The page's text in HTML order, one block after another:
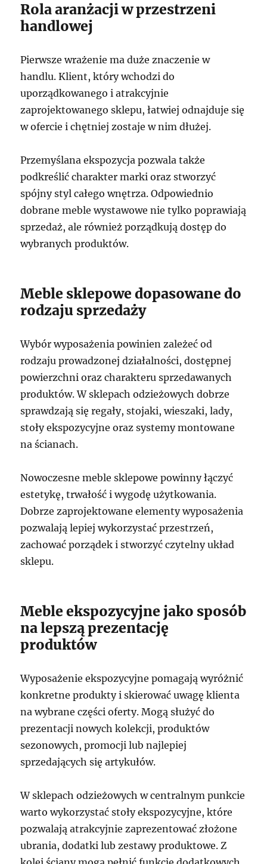
Rola aranżacji w przestrzeni
handlowej
Pierwsze wrażenie ma duże znaczenie w
handlu. Klient, który wchodzi do
uporządkowanego i atrakcyjnie
zaprojektowanego sklepu, łatwiej odnajduje się
w ofercie i chętniej zostaje w nim dłużej.
Przemyślana ekspozycja pozwala także
podkreślić charakter marki oraz stworzyć
spójny styl całego wnętrza. Odpowiednio
dobrane meble wystawowe nie tylko poprawiają
sprzedaż, ale również porządkują dostęp do
wybranych produktów.
Meble sklepowe dopasowane do
rodzaju sprzedaży
Wybór wyposażenia powinien zależeć od
rodzaju prowadzonej działalności, dostępnej
powierzchni oraz charakteru sprzedawanych
produktów. W sklepach odzieżowych dobrze
sprawdzają się regały, stojaki, wieszaki, lady,
stoły ekspozycyjne oraz systemy montowane
na ścianach.
Nowoczesne meble sklepowe powinny łączyć
estetykę, trwałość i wygodę użytkowania.
Dobrze zaprojektowane elementy wyposażenia
pozwalają lepiej wykorzystać przestrzeń,
zachować porządek i stworzyć czytelny układ
sklepu.
Meble ekspozycyjne jako sposób
na lepszą prezentację
produktów
Wyposażenie ekspozycyjne pomagają wyróżnić
konkretne produkty i skierować uwagę klienta
na wybrane części oferty. Mogą służyć do
prezentacji nowych kolekcji, produktów
sezonowych, promocji lub najlepiej
sprzedających się artykułów.
W sklepach odzieżowych w centralnym punkcie
warto wykorzystać stoły ekspozycyjne, które
pozwalają atrakcyjnie zaprezentować złożone
ubrania, dodatki lub zestawy produktowe. Z